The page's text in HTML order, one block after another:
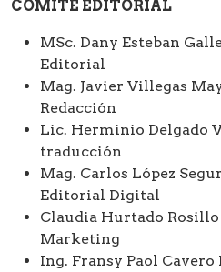
COMITÉ EDITORIAL
MSc. Dany Esteban
Editorial
Mag. Javier Villegas
Redacción
Lic. Herminio Delgado
traducción
Mag. Carlos López
Editorial Digital
Claudia Hurtado Rosillo
Marketing
Ing. Fransy Paol Cavero